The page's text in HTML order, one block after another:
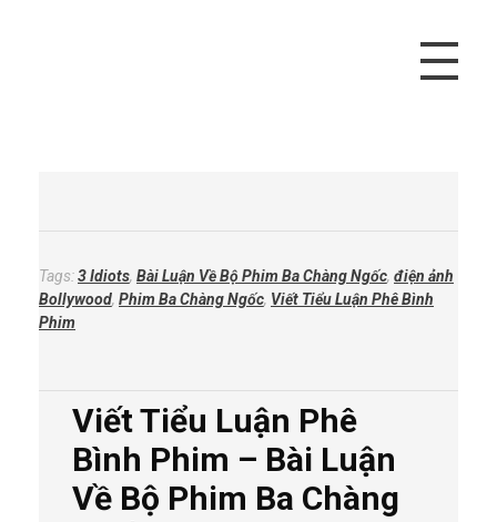
Viết Tiểu Luận Phê
Bình Phim – Bài Luận
Về Bộ Phim Ba Chàng
Tags:3 Idiots, Bài Luận Về Bộ Phim Ba Chàng Ngốc, điện ảnh
Bollywood, Phim Ba Chàng Ngốc, Viết Tiểu Luận Phê Bình
Phim